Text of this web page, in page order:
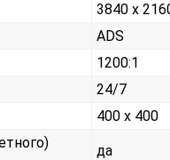
3840 x
ADS
1200:1
24/7
400 x 400
да